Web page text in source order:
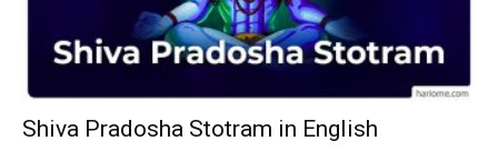
Shiva Pradosha Stotram in English